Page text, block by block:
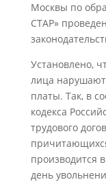
Москвы по
СТАР»
Установлено,
лица
платы. Так, в
кодекса
трудового
производится
день